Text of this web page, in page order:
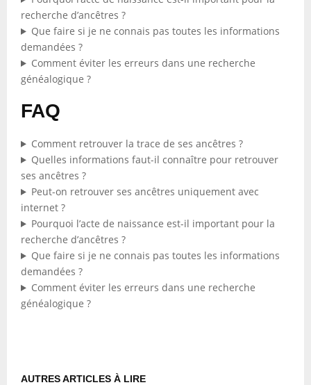
recherche d’ancêtres ?
Que faire si je ne connais pas toutes les informations
demandées ?
Comment éviter les erreurs dans une recherche
généalogique ?
FAQ
Comment retrouver la trace de ses ancêtres ?
Quelles informations faut-il connaître pour retrouver
ses ancêtres ?
Peut-on retrouver ses ancêtres uniquement avec
internet ?
Pourquoi l’acte de naissance est-il important pour la
recherche d’ancêtres ?
Que faire si je ne connais pas toutes les informations
demandées ?
Comment éviter les erreurs dans une recherche
généalogique ?
AUTRES ARTICLES À LIRE